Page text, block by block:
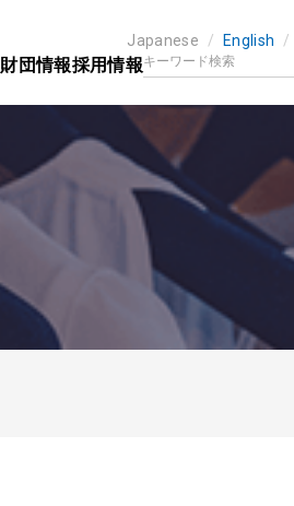
Japanese English
財団情報採用情報